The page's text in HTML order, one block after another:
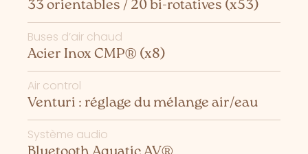
33 orientables / 20 bi-rotatives (x53)
Buses d’air chaud
Acier Inox CMP® (x8)
Air control
Venturi : réglage du mélange air/eau
Système audio